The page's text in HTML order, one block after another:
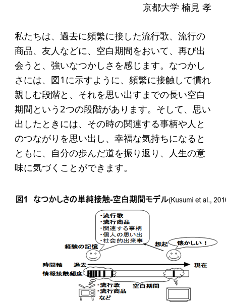
財団概要
理念
沿革
組織
事業内容
年間スケジュール
定款
個人情報保護方針
アクセス
事業方針
募集要項
給付型奨学金とは
京都大学 楠見 孝
私たちは、過去に頻繁に接した流行歌、流行の
商品、友人などに、空白期間をおいて、再び出
会うと、強いなつかしさを感じます。なつかし
さには、図1に示すように、頻繁に接触して慣れ
親しむ段階と、それを思い出すまでの長い空白
期間という2つの段階があります。そして、思い
出したときには、その時の関連する事柄や人と
のつながりを思い出し、幸福な気持ちになると
ともに、自分の歩んだ道を振り返り、人生の意
味に気づくことができます。